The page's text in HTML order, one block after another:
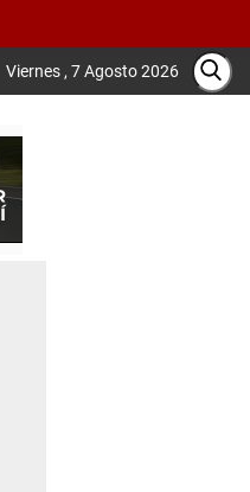
Viernes , 7 Agosto 2026